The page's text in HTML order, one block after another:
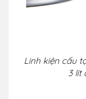
Linh kiện cấu
3 lít